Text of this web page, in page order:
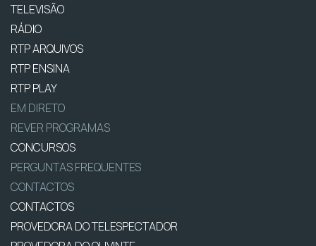
TELEVISÃO
RÁDIO
RTP ARQUIVOS
RTP ENSINA
RTP PLAY
EM DIRETO
REVER PROGRAMAS
CONCURSOS
PERGUNTAS FREQUENTES
CONTACTOS
CONTACTOS
PROVEDORA DO TELESPECTADOR